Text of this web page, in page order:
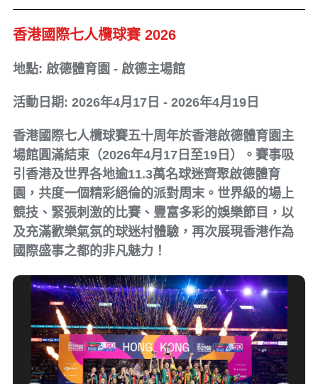
香港國際七人欖球賽 2026
地點: 啟德體育園 - 啟德主場館
活動日期: 2026年4月17日 - 2026年4月19日
香港國際七人欖球賽五十周年於香港啟德體育園主
場館圓滿結束（2026年4月17日至19日）。賽事吸
引香港及世界各地逾11.3萬名球迷齊聚啟德體育
園，共度一個精彩絕倫的派對周末。世界級的場上
競技、緊張刺激的比賽、豐富多彩的娛樂節目，以
及充滿歡樂氣氛的球迷村體驗，再次展現香港作為
國際盛事之都的非凡魅力！